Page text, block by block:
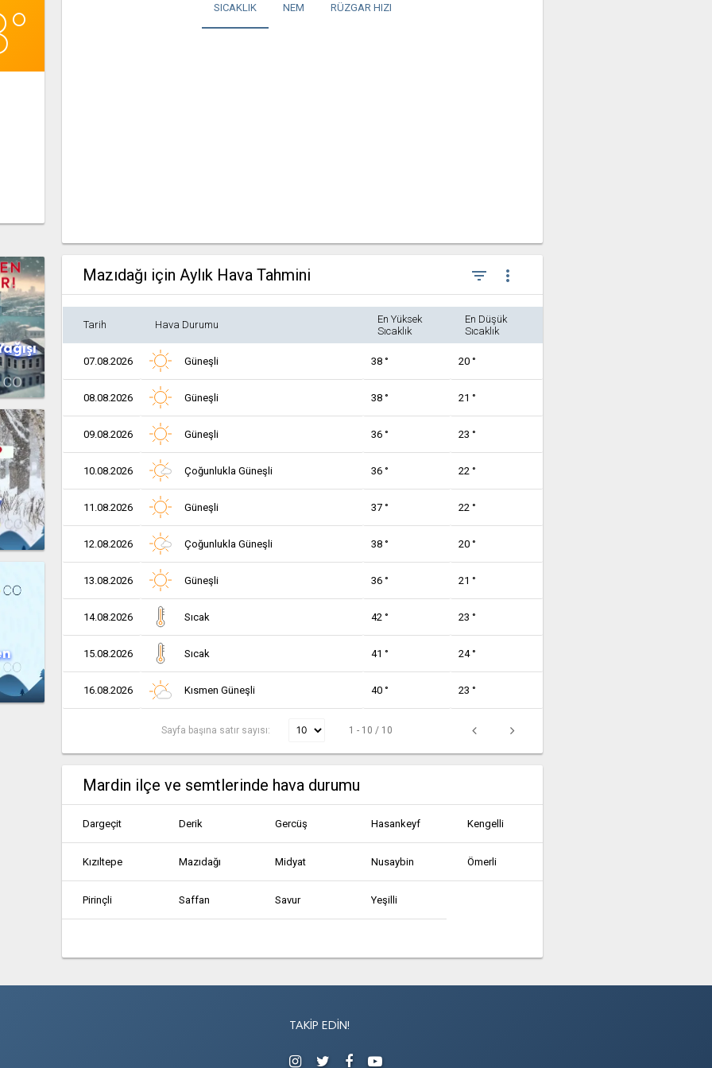
SICAKLIK NEM RÜZGAR HIZI
Mazıdağı için Aylık Hava Tahmini filter_list more_vert
Tarih Hava Durumu
En Yüksek
Sıcaklık
En Düşük
Sıcaklık
07.08.2026 Güneşli 38 ° 20 °
08.08.2026 Güneşli 38 ° 21 °
09.08.2026 Güneşli 36 ° 23 °
10.08.2026 Çoğunlukla Güneşli 36 ° 22 °
11.08.2026 Güneşli 37 ° 22 °
12.08.2026 Çoğunlukla Güneşli 38 ° 20 °
13.08.2026 Güneşli 36 ° 21 °
14.08.2026 Sıcak 42 ° 23 °
15.08.2026 Sıcak 41 ° 24 °
16.08.2026 Kısmen Güneşli 40 ° 23 °
Sayfa başına satır sayısı: 1 - 10 / 10
Mardin ilçe ve semtlerinde hava durumu
Dargeçit Derik Gercüş Hasankeyf Kengelli
Kızıltepe Mazıdağı Midyat Nusaybin Ömerli
Pirinçli Saffan Savur Yeşilli
TAKIP EDIN!